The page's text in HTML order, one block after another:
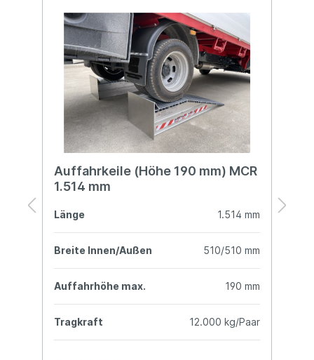
Auffahrkeile (Höhe 190 mm) MCR
1.514 mm
Länge 1.514 mm
Breite Innen/Außen 510/510 mm
Auffahrhöhe max. 190 mm
Tragkraft 12.000 kg/Paar